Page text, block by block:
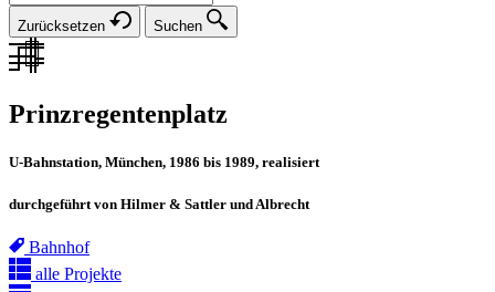
Zurücksetzen Suchen
Prinzregentenplatz
U-Bahnstation, München, 1986 bis 1989, realisiert
durchgeführt von Hilmer & Sattler und Albrecht
Bahnhof
alle Projekte